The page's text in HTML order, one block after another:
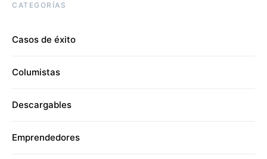
CATEGORÍAS
Casos de éxito
Columistas
Descargables
Emprendedores